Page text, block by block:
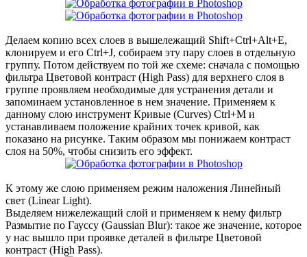
Делаем копию всех слоев в вышележащий Shift+Ctrl+Alt+E,
клонируем и его Ctrl+J, собираем эту пару слоев в отдельную
группу. Потом действуем по той же схеме: сначала с помощью
фильтра Цветовой контраст (High Pass) для верхнего слоя в
группе проявляем необходимые для устранения детали и
запоминаем установленное в нем значение. Применяем к
данному слою инструмент Кривые (Curves) Ctrl+M и
устанавливаем положение крайних точек кривой, как
показано на рисунке. Таким образом мы понижаем контраст
слоя на 50%, чтобы снизить его эффект.
К этому же слою применяем режим наложения Линейный
свет (Linear Light).
Выделяем нижележащий слой и применяем к нему фильтр
Размытие по Гауссу (Gaussian Blur): такое же значение, которое
у нас вышло при проявке деталей в фильтре Цветовой
контраст (High Pass).